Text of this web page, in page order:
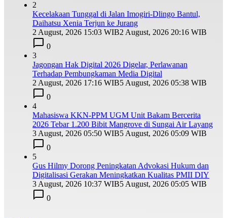
2
Kecelakaan Tunggal di Jalan Imogiri-Dlingo Bantul,
Daihatsu Xenia Terjun ke Jurang
2 August, 2026 15:03 WIB2 August, 2026 20:16 WIB
0
3
Jagongan Hak Digital 2026 Digelar, Perlawanan
Terhadap Pembungkaman Media Digital
2 August, 2026 17:16 WIB5 August, 2026 05:38 WIB
0
4
Mahasiswa KKN-PPM UGM Unit Bakam Bercerita
2026 Tebar 1.200 Bibit Mangrove di Sungai Air Layang
3 August, 2026 05:50 WIB5 August, 2026 05:09 WIB
0
5
Gus Hilmy Dorong Peningkatan Advokasi Hukum dan
Digitalisasi Gerakan Meningkatkan Kualitas PMII DIY
3 August, 2026 10:37 WIB5 August, 2026 05:05 WIB
0